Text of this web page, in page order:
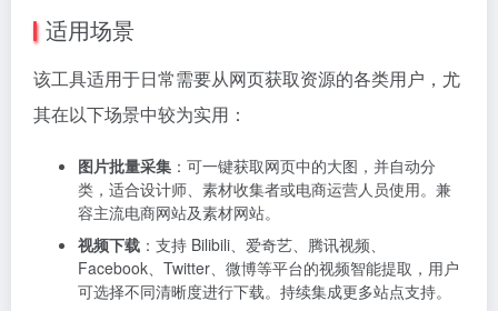
适用场景
该工具适用于日常需要从网页获取资源的各类用户，尤
其在以下场景中较为实用：
图片批量采集 ：可一键获取网页中的大图，并自动分
类，适合设计师、素材收集者或电商运营人员使用。兼
容主流电商网站及素材网站。
视频下载 ：支持 Bilibili、爱奇艺、腾讯视频、
Facebook、Twitter、微博等平台的视频智能提取，用户
可选择不同清晰度进行下载。持续集成更多站点支持。